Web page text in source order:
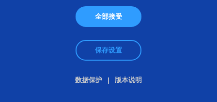
全部接受
保存设置
数据保护 版本说明